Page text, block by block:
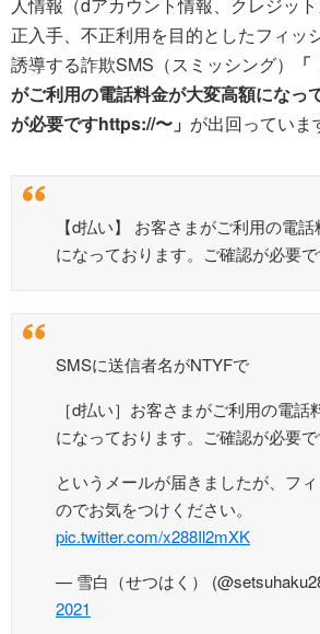
正入手、不正利用を目的としたフィッ
誘導する詐欺SMS（スミッシング）
がご利用の電話料金が大変高額になっ
が必要ですhttps://〜」 が出回っていま
【d払い】 お客さまがご利用の電
になっております。ご確認が必要
SMSに送信者名がNTYFで
［d払い］お客さまがご利用の電話
になっております。ご確認が必要で
というメールが届きましたが、フ
のでお気をつけください。
pic.twitter.com/x288Il2mXK
— 雪白（せつはく）
2021